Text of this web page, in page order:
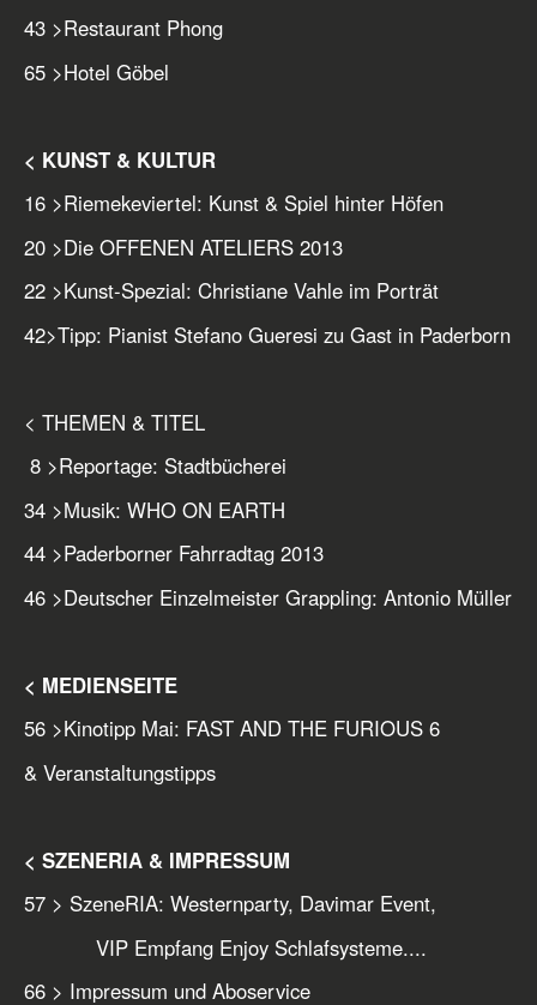
43 >Restaurant Phong
65 >Hotel Göbel
< KUNST & KULTUR
16 >Riemekeviertel: Kunst & Spiel hinter Höfen
20 >Die OFFENEN ATELIERS 2013
22 >Kunst-Spezial: Christiane Vahle im Porträt
42>Tipp: Pianist Stefano Gueresi zu Gast in Paderborn
< THEMEN & TITEL
8 >Reportage: Stadtbücherei
34 >Musik: WHO ON EARTH
44 >Paderborner Fahrradtag 2013
46 >Deutscher Einzelmeister Grappling: Antonio Müller
< MEDIENSEITE
56 >Kinotipp Mai: FAST AND THE FURIOUS 6
& Veranstaltungstipps
< SZENERIA & IMPRESSUM
57 > SzeneRIA: Westernparty, Davimar Event,
VIP Empfang Enjoy Schlafsysteme....
66 > Impressum und Aboservice